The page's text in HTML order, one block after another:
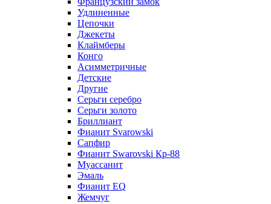
Удлиненные
Цепочки
Джекеты
Клаймберы
Конго
Асимметричные
Детские
Другие
Серьги серебро
Серьги золото
Бриллиант
Фианит Svarowski
Сапфир
Фианит Swarovski Кр-88
Муассанит
Эмаль
Фианит EQ
Жемчуг